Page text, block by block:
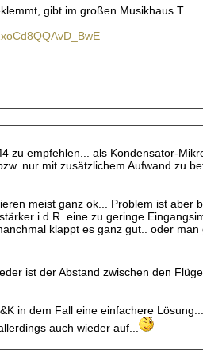
gibt im großen Musikhaus T...
zu empfehlen... als Kondensator-
nur mit zusätzlichem Aufwand zu
meist ganz ok... Problem ist aber
i.d.R. eine zu geringe
klappt es ganz gut.. oder man
ist der Abstand zwischen den
in dem Fall eine einfachere
auch wieder auf...